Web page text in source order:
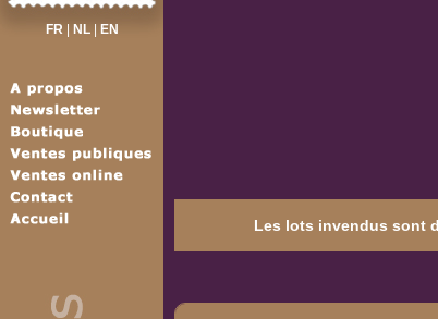
FR| NL| EN
Les lots invendus sont